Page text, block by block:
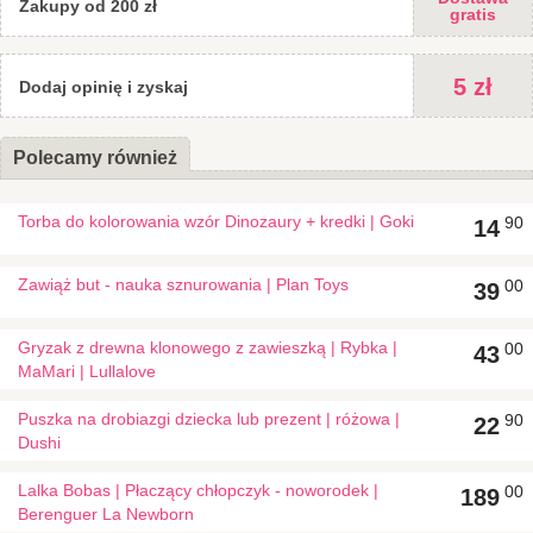
Zobacz krótki film o kreatywnej zabawie z Sabbiarelli
Zakupy od 200 zł
gratis
Dodaj opinię i zyskaj 5 zł
Polecamy również
Torba do kolorowania wzór Dinozaury + kredki | Goki 14 90
Zawiąż but - nauka sznurowania | Plan Toys 39 00
Gryzak z drewna klonowego z zawieszką | Rybka |
MaMari | Lullalove
43 00
Puszka na drobiazgi dziecka lub prezent | różowa |
Dushi
22 90
Lalka Bobas | Płaczący chłopczyk - noworodek |
Berenguer La Newborn
189 00